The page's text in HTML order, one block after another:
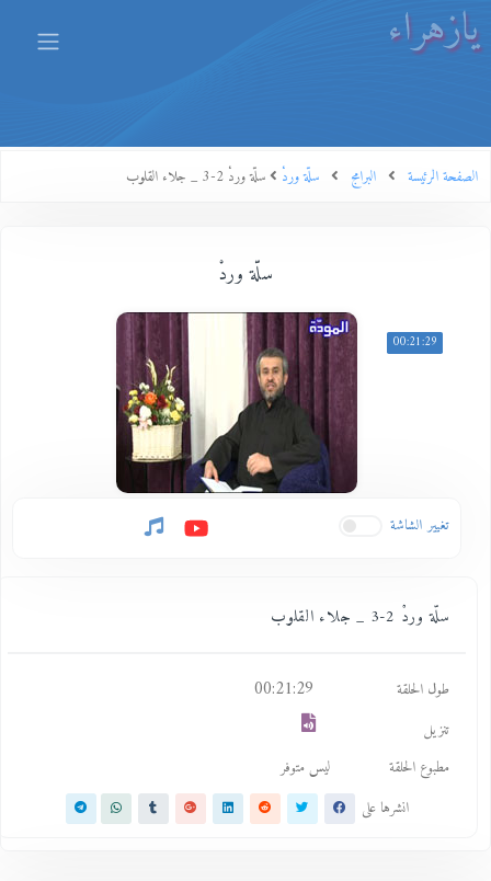
يازهراء
الصفحة الرئيسة البرامج سلّة وردْ سلّة وردْ 2-3 _ جلاء القلوب
سلّة وردْ
00:21:29
تغيير الشاشة
سلّة وردْ 2-3 _ جلاء القلوب
طول الحلقة 00:21:29
تنزيل
مطبوع الحلقة
ليس متوفر
انشرها على